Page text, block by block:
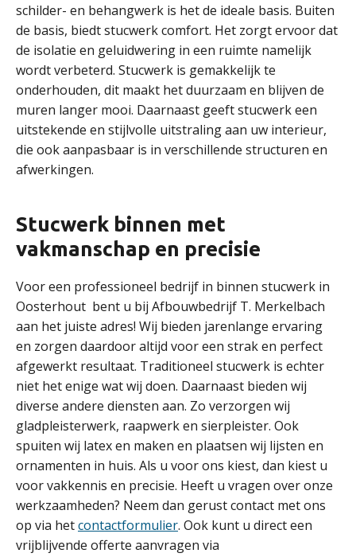
schilder- en behangwerk is het de ideale basis. Buiten
de basis, biedt stucwerk comfort. Het zorgt ervoor dat
de isolatie en geluidwering in een ruimte namelijk
wordt verbeterd. Stucwerk is gemakkelijk te
onderhouden, dit maakt het duurzaam en blijven de
muren langer mooi. Daarnaast geeft stucwerk een
uitstekende en stijlvolle uitstraling aan uw interieur,
die ook aanpasbaar is in verschillende structuren en
afwerkingen.
Stucwerk binnen met
vakmanschap en precisie
Voor een professioneel bedrijf in binnen stucwerk in
Oosterhout bent u bij Afbouwbedrijf T. Merkelbach
aan het juiste adres! Wij bieden jarenlange ervaring
en zorgen daardoor altijd voor een strak en perfect
afgewerkt resultaat. Traditioneel stucwerk is echter
niet het enige wat wij doen. Daarnaast bieden wij
diverse andere diensten aan. Zo verzorgen wij
gladpleisterwerk, raapwerk en sierpleister. Ook
spuiten wij latex en maken en plaatsen wij lijsten en
ornamenten in huis. Als u voor ons kiest, dan kiest u
voor vakkennis en precisie. Heeft u vragen over onze
werkzaamheden? Neem dan gerust contact met ons
op via hetcontactformulier. Ook kunt u direct een
vrijblijvende offerte aanvragen via